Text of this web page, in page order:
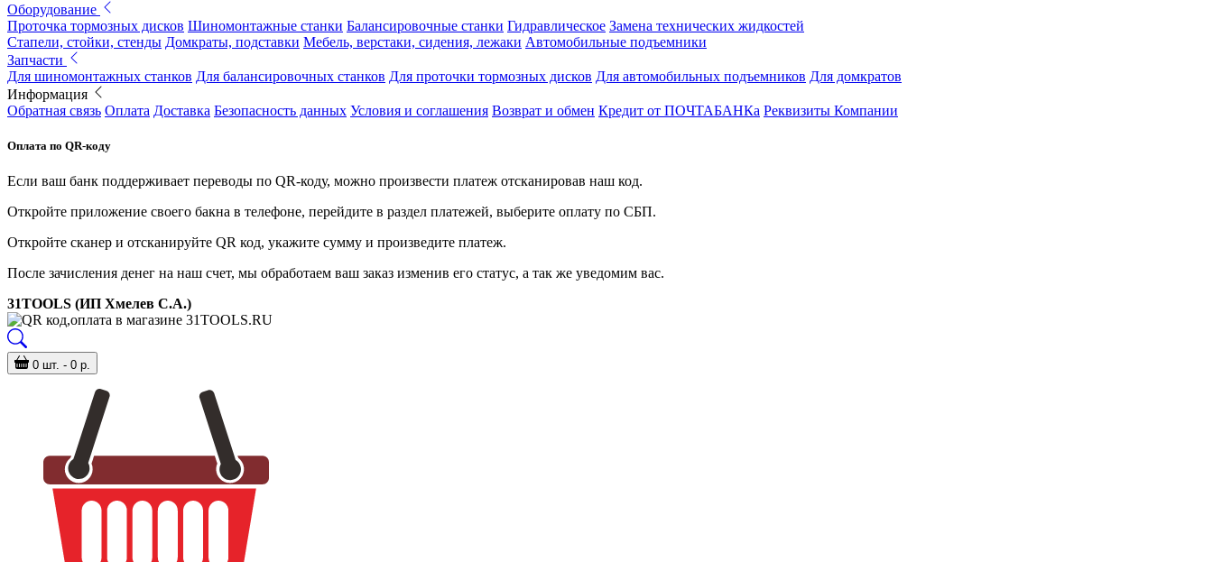
Оборудование
Проточка тормозных дисков Шиномонтажные станки Балансировочные станки Гидравлическое Замена технических жидкостей
Стапели, стойки, стенды Домкраты, подставки Мебель, верстаки, сидения, лежаки Автомобильные подъемники
Запчасти
Для шиномонтажных станков Для балансировочных станков Для проточки тормозных дисков Для автомобильных подъемников Для домкратов
Информация
Обратная связь Оплата Доставка Безопасность данных Условия и соглашения Возврат и обмен Кредит от ПОЧТАБАНКа Реквизиты Компании
Оплата по QR-коду
Если ваш банк поддерживает переводы по QR-коду, можно произвести платеж отсканировав наш код.
Откройте приложение своего бакна в телефоне, перейдите в раздел платежей, выберите оплату по СБП.
Откройте сканер и отсканируйте QR код, укажите сумму и произведите платеж.
После зачисления денег на наш счет, мы обработаем ваш заказ изменив его статус, а так же уведомим вас.
31TOOLS (ИП Хмелев С.А.)
0 шт. - 0 р.